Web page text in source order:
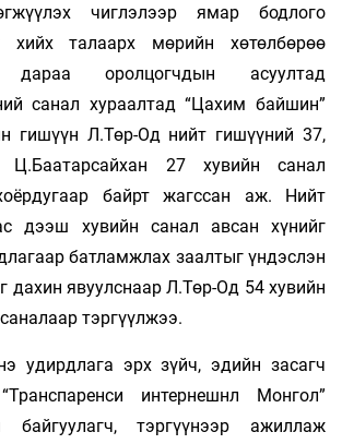
чиглэлээр ямар бодлого
хийх талаарх мөрийн хөтөлбөрөө
дараа оролцогчдын асуултад
санал хураалтад “Цахим байшин”
гишүүн Л.Төр-Од нийт гишүүний 37,
Ц.Баатарсайхан 27 хувийн санал
байрт жагссан аж. Нийт
дээш хувийн санал авсан хүнийг
батламжлах заалтыг үндэслэн
дахин явуулснаар Л.Төр-Од 54 хувийн
тэргүүлжээ.
удирдлага эрх зүйч, эдийн засагч
интернешнл Монгол”
байгуулагч, тэргүүнээр ажиллаж